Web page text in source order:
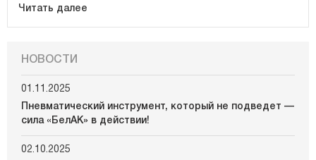
НОВОСТИ
01.11.2025
Пневматический инструмент, который не подведет —
сила «БелАК» в действии!
02.10.2025
Читать далее